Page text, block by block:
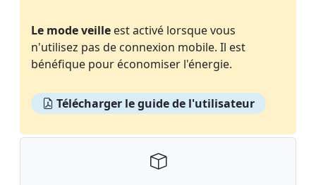
Le mode veille est activé lorsque vous
n'utilisez pas de connexion mobile. Il est
bénéfique pour économiser l'énergie.
Télécharger le guide de l'utilisateur